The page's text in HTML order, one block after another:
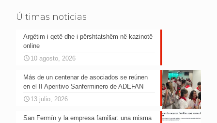
Últimas noticias
Argëtim i qetë dhe i përshtatshëm në kazinotë
online
10 agosto, 2026
Más de un centenar de asociados se reúnen
en el II Aperitivo Sanferminero de ADEFAN
13 julio, 2026
San Fermín y la empresa familiar: una misma